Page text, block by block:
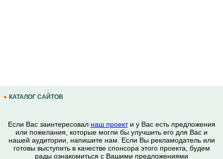
КАТАЛОГ САЙТОВ
Если Вас заинтересовал наш проекти у Вас есть предложения
или пожелания, которые могли бы улучшить его для Вас и
нашей аудитории, напишите нам. Если Вы рекламодатель или
готовы выступить в качестве спонсора этого проекта, будем
рады ознакомиться с Вашими предложениями